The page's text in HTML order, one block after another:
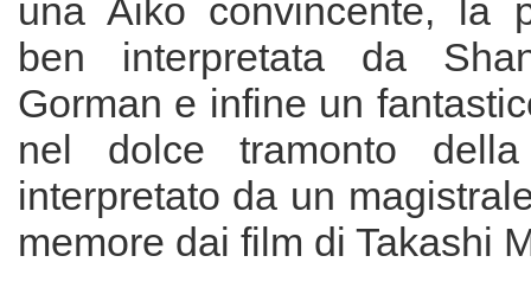
una Aiko convincente, la
ben interpretata da
Gorman e infine un
nel dolce tramonto
interpretato da un
memore dai film di Takashi